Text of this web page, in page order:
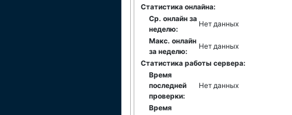
Статистика онлайна:
Ср. онлайн за
неделю:
Нет данных
Макс. онлайн
за неделю:
Нет данных
Статистика работы сервера:
Время
последней
проверки:
Нет данных
Время